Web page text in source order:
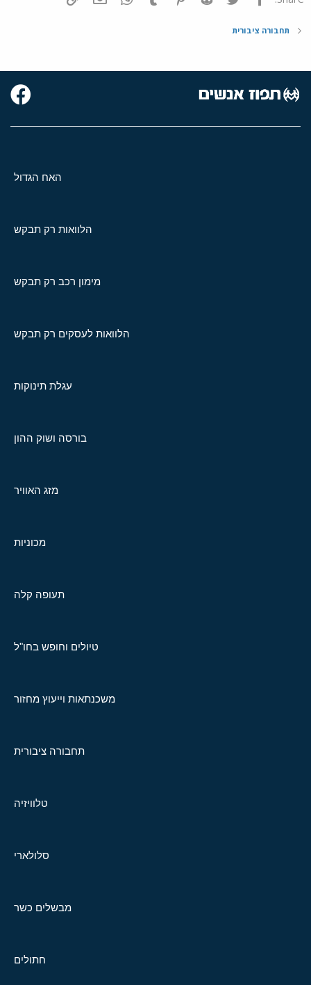
תחבורה ציבורית
האח הגדול
הלוואות רק תבקש
מימון רכב רק תבקש
הלוואות לעסקים רק תבקש
עגלת תינוקות
בורסה ושוק ההון
מזג האוויר
מכוניות
תעופה קלה
טיולים וחופש בחו"ל
משכנתאות וייעוץ מחזור
תחבורה ציבורית
טלוויזיה
סלולארי
מבשלים כשר
חתולים